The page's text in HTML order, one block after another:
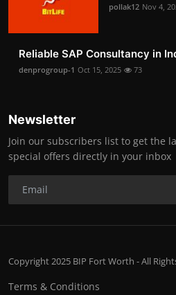
pollak12 Nov 4,
Reliable SAP Consultancy in
denprogroup-1 Oct 15, 2025 73
Newsletter
Join our subscribers list to get the
special offers directly in your inbox
Copyright 2025 BIP Fort Worth - All
Terms & Conditions